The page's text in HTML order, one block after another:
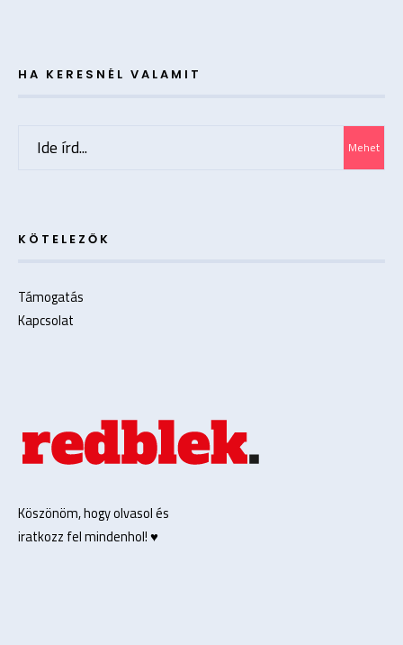
HA KERESNÉL VALAMIT
Mehet
KÖTELEZŐK
Támogatás
Kapcsolat
Köszönöm, hogy olvasol és
iratkozz fel mindenhol! ♥️